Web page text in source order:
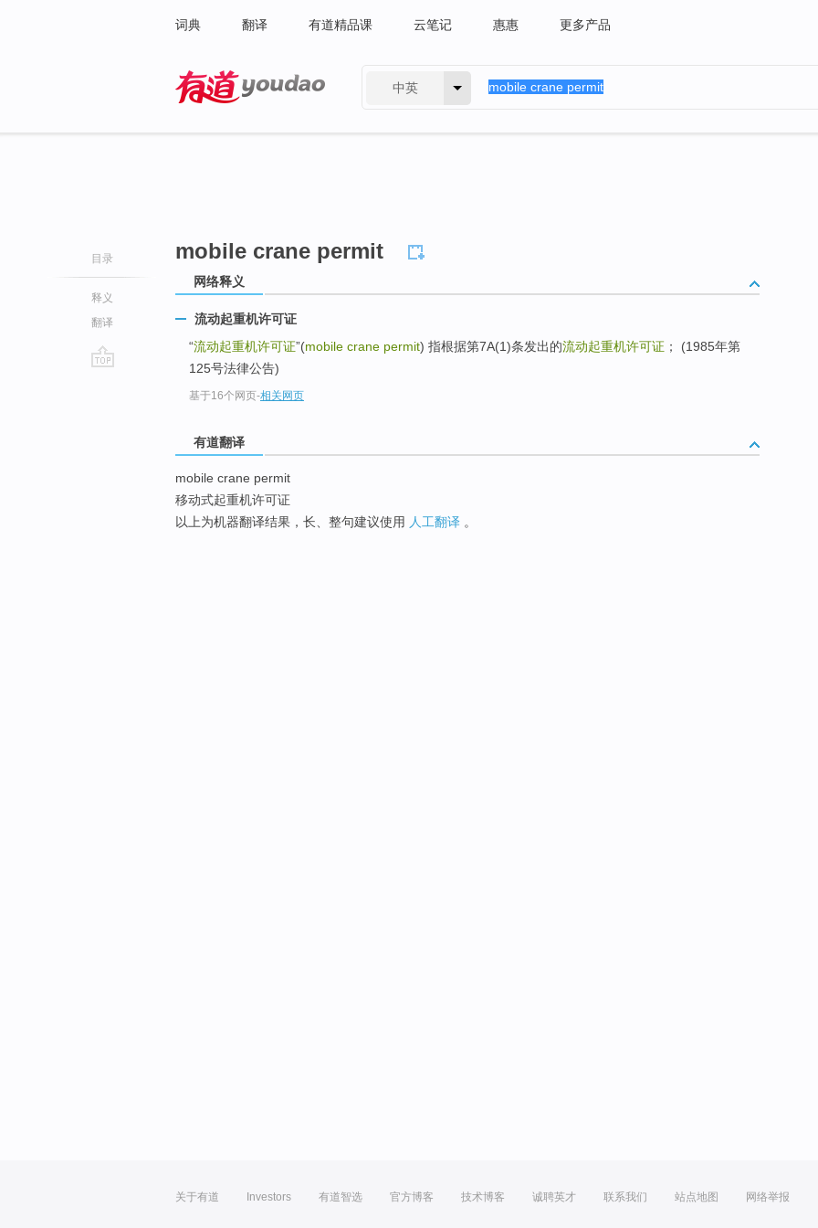
词典 翻译 有道精品课 云笔记 惠惠 更多产品
中英
目录
释义
翻译
mobile crane permit
网络释义
流动起重机许可证
“流动起重机许可证”(mobile crane permit) 指根据第7A(1)条发出的流动起重机许可证 ； (1985年第
125号法律公告)
基于16个网页-相关网页
有道翻译
mobile crane permit
移动式起重机许可证
以上为机器翻译结果，长、整句建议使用 人工翻译 。
关于有道 Investors 有道智选 官方博客 技术博客 诚聘英才 联系我们 站点地图 网络举报